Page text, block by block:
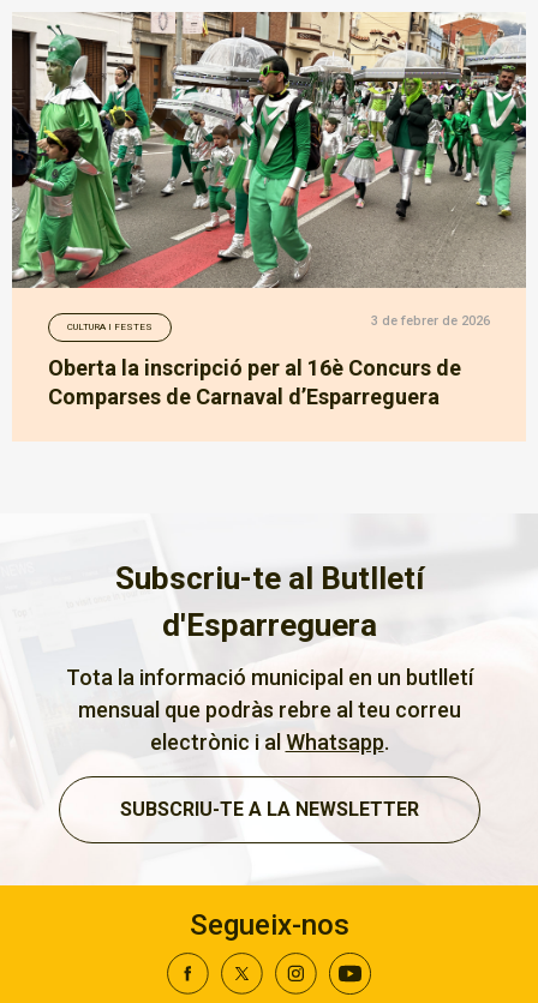
CULTURA I FESTES 3 de febrer de 2026
Oberta la inscripció per al 16è Concurs de
Comparses de Carnaval d’Esparreguera
Subscriu-te al Butlletí
d'Esparreguera
Tota la informació municipal en un butlletí
mensual que podràs rebre al teu correu
electrònic i alWhatsapp.
SUBSCRIU-TE A LA NEWSLETTER
Segueix-nos